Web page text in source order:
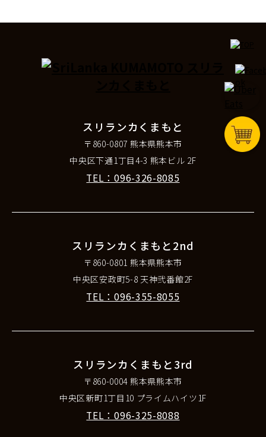
スリランカくまもと
〒860-0807 熊本県熊本市
中央区下通1丁目4-3 熊本ビル 2F
TEL：096-326-8085
スリランカくまもと2nd
〒860-0801 熊本県熊本市
中央区安政町5-8 天神弐番館2F
TEL：096-355-8055
スリランカくまもと3rd
〒860-0004 熊本県熊本市
中央区新町1丁目10 プライムハイツ1F
TEL：096-325-8088